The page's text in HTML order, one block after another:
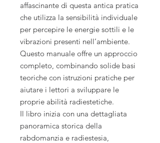
affascinante di questa antica pratica
che utilizza la sensibilità individuale
per percepire le energie sottili e le
vibrazioni presenti nell’ambiente.
Questo manuale offre un approccio
completo, combinando solide basi
teoriche con istruzioni pratiche per
aiutare i lettori a sviluppare le
proprie abilità radiestetiche.
Il libro inizia con una dettagliata
panoramica storica della
rabdomanzia e radiestesia,